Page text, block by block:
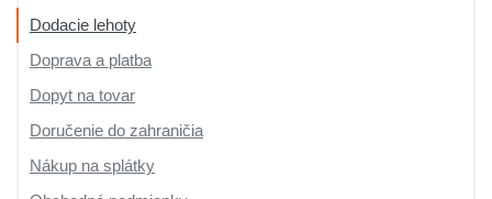
Dodacie lehoty
Doprava a platba
Dopyt na tovar
Doručenie do zahraničia
Nákup na splátky